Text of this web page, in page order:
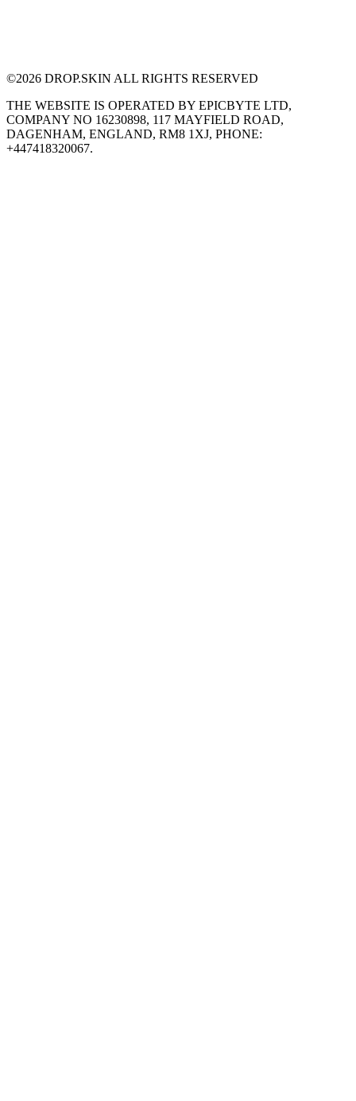
©2026 DROP.SKIN ALL RIGHTS RESERVED
THE WEBSITE IS OPERATED BY EPICBYTE LTD,
COMPANY NO 16230898, 117 MAYFIELD ROAD,
DAGENHAM, ENGLAND, RM8 1XJ, PHONE:
+447418320067.